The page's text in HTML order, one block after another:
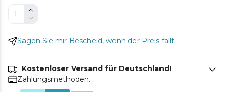
Sagen Sie mir Bescheid, wenn der Preis fällt
Kostenloser Versand für Deutschland!
Zahlungsmethoden.